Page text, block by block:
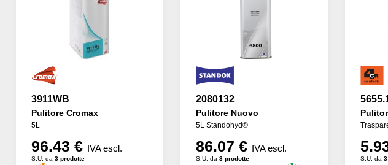
3911WB
Pulitore Cromax
5L
96.43 € IVA escl.
S.U. da3 prodotte
2080132
Pulitore Nuovo
5L Standohyd®
86.07 € IVA escl.
S.U. da3 prodotte S.U. da